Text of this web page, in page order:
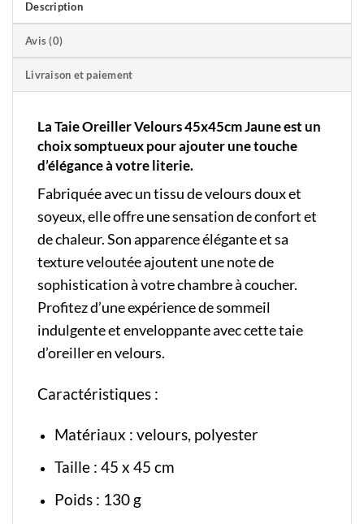
Description
Avis (0)
Livraison et paiement
La Taie Oreiller Velours 45x45cm Jaune est un
choix somptueux pour ajouter une touche
d’élégance à votre literie.
Fabriquée avec un tissu de velours doux et
soyeux, elle offre une sensation de confort et
de chaleur. Son apparence élégante et sa
texture veloutée ajoutent une note de
sophistication à votre chambre à coucher.
Profitez d’une expérience de sommeil
indulgente et enveloppante avec cette taie
d’oreiller en velours.
Caractéristiques :
Matériaux : velours, polyester
Taille : 45 x 45 cm
Poids : 130 g